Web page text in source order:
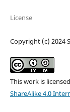
License
Copyright (c) 2024
This work is
ShareAlike 4.0